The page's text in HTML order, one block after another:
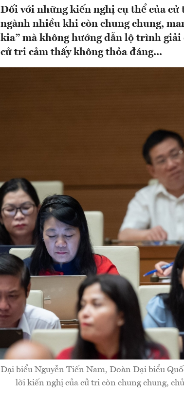
Đối với những kiến nghị cụ thể của cử
ngành nhiều khi còn chung chung,
kia” mà không hướng dẫn lộ trình
cử tri cảm thấy không thỏa đáng...
Đại biểu Nguyễn Tiến Nam, Đoàn Đại biểu
lời kiến nghị của cử tri còn chung chung,